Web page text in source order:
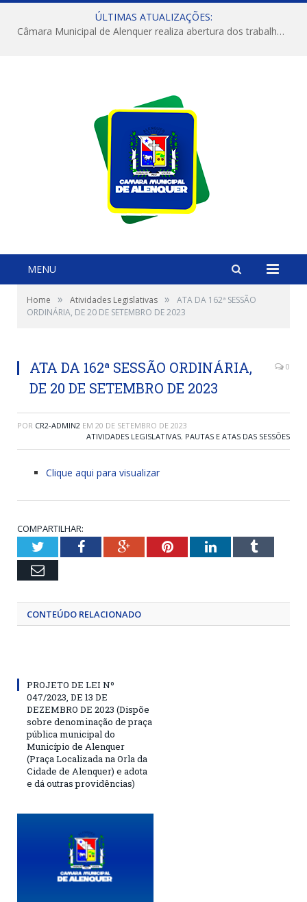
ÚLTIMAS ATUALIZAÇÕES:
Câmara Municipal de Alenquer realiza abertura dos trabalhos do 4º Período Legislativo
MENU
Home » Atividades Legislativas »
ATA DA 162ª SESSÃO
ORDINÁRIA, DE 20 DE SETEMBRO DE 2023
ATA DA 162ª SESSÃO ORDINÁRIA,
DE 20 DE SETEMBRO DE 2023
0
POR CR2-ADMIN2 EM 20 DE SETEMBRO DE 2023
ATIVIDADES LEGISLATIVAS, PAUTAS E ATAS DAS SESSÕES
Clique aqui para visualizar
COMPARTILHAR:
TwitterFacebookGoogle+PinterestLinkedInTumblr
Email
CONTEÚDO RELACIONADO
PROJETO DE LEI Nº
047/2023, DE 13 DE
DEZEMBRO DE 2023 (Dispõe
sobre denominação de praça
pública municipal do
Município de Alenquer
(Praça Localizada na Orla da
Cidade de Alenquer) e adota
e dá outras providências)